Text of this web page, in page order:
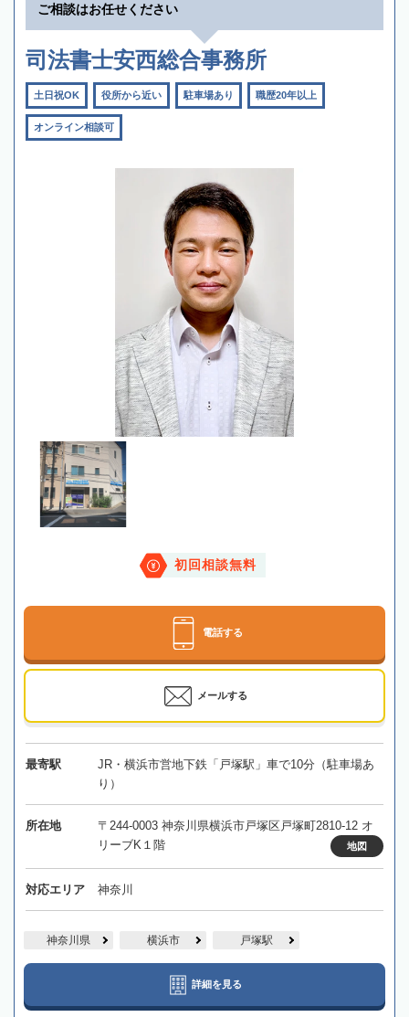
ご相談はお任せください
司法書士安西総合事務所
土日祝OK 役所から近い 駐車場あり 職歴20年以上
オンライン相談可
初回相談無料
電話する
メールする
最寄駅
JR・横浜市営地下鉄「戸塚駅」車で10分（駐車場あ
り）
所在地
〒244-0003 神奈川県横浜市戸塚区戸塚町2810-12 オ
リーブK１階
地図
対応エリア 神奈川
神奈川県 横浜市 戸塚駅
詳細を見る